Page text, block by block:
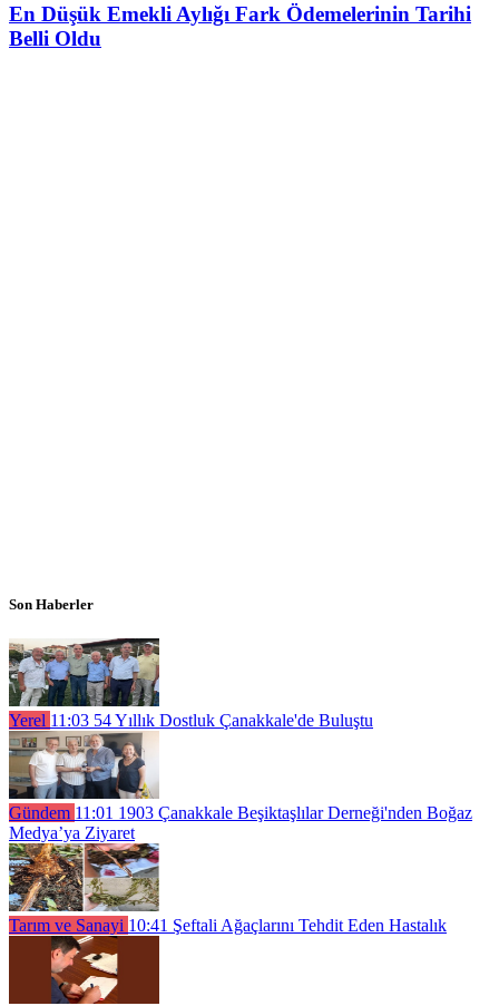
En Düşük Emekli Aylığı Fark Ödemelerinin Tarihi
Belli Oldu
Son Haberler
Yerel 11:03 54 Yıllık Dostluk Çanakkale'de Buluştu
Gündem 11:01 1903 Çanakkale Beşiktaşlılar Derneği'nden Boğaz
Medya’ya Ziyaret
Tarım ve Sanayi 10:41 Şeftali Ağaçlarını Tehdit Eden Hastalık